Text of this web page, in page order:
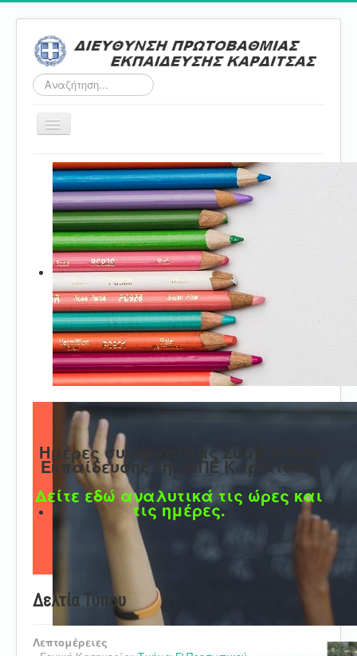
Αναζήτηση...
Εναλλαγή
Αρχική
ΔΠΕ
Τμήμα Α'
Τμήμα Β'
Τμήμα Γ'
Τμήμα Δ'
Τμήμα E'
Επικοινωνία
Ημέρες συνεργασίας Συμβούλων
Εκπαίδευσης της ΔΠΕ Καρδίτσας
Δείτε εδώ αναλυτικά τις ώρες και
τις ημέρες.
Δελτία Τύπου
Λεπτομέρειες